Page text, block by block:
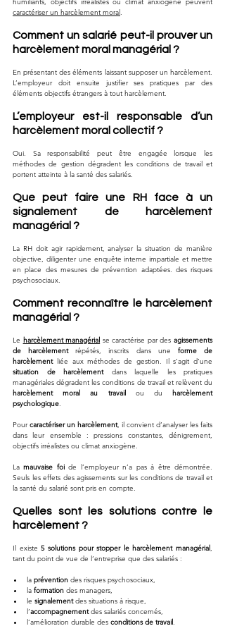
caractériser un harcèlement moral.
Comment un salarié peut-il prouver un
harcèlement moral managérial ?
En présentant des éléments laissant supposer un harcèlement.
L’employeur doit ensuite justifier ses pratiques par des
éléments objectifs étrangers à tout harcèlement.
L’employeur est-il responsable d’un
harcèlement moral collectif ?
Oui. Sa responsabilité peut être engagée lorsque les
méthodes de gestion dégradent les conditions de travail et
portent atteinte à la santé des salariés.
Que peut faire une RH face à un
signalement de harcèlement
managérial ?
La RH doit agir rapidement, analyser la situation de manière
objective, diligenter une enquête interne impartiale et mettre
en place des mesures de prévention adaptées. des risques
psychosociaux.
Comment reconnaître le harcèlement
managérial ?
Le harcèlement managérial se caractérise par des agissements
de harcèlement répétés, inscrits dans une forme de
harcèlement
situation de harcèlement dans laquelle les pratiques
harcèlement moral au travail ou du harcèlement
psychologique.
Pour caractériser un harcèlement, il convient d’analyser les faits
dans leur ensemble : pressions constantes, dénigrement,
objectifs irréalistes ou climat anxiogène.
La mauvaise foi de l’employeur n’a pas à être démontrée.
Seuls les effets des agissements sur les conditions de travail et
la santé du salarié sont pris en compte.
Quelles sont les solutions contre le
harcèlement ?
Il existe 5 solutions pour stopper le harcèlement managérial,
tant du point de vue de l’entreprise que des salariés :
la prévention des risques psychosociaux,
la formation des managers,
le signalement des situations à risque,
l’accompagnement des salariés concernés,
l’amélioration durable des conditions de travail.